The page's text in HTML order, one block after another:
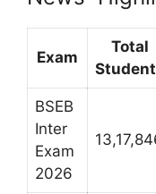
Exam
Total
BSEB
Inter
Exam
2026